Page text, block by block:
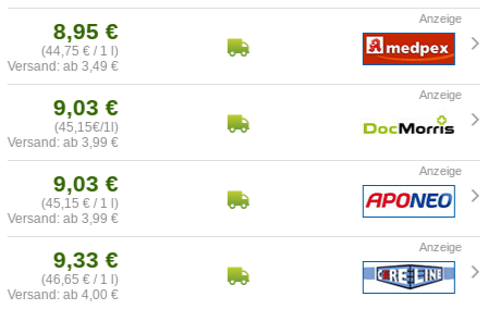
8,95 €
(44,75 € / 1 l)
Versand: ab 3,49 €
9,03 €
(45,15€/1l)
Versand: ab 3,99 €
9,03 €
(45,15 € / 1 l)
Versand: ab 3,99 €
9,33 €
(46,65 € / 1 l)
Versand: ab 4,00 €